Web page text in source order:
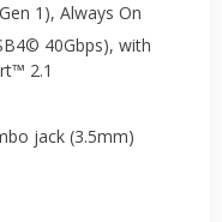
1), Always On
40Gbps), with
2.1
jack (3.5mm)